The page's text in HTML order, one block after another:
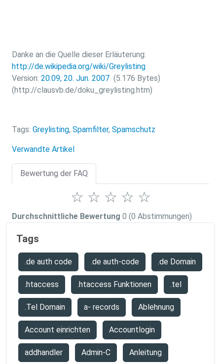
Danke an die Quelle dieser Erläuterung:
http://de.wikipedia.org/wiki/Greylisting
Version: 20:09, 20. Jun. 2007 (5.176 Bytes)
(http://clausvb.de/doku_greylisting.htm)
Tags: Greylisting, Spamfilter, Spamschutz
Verwandte Artikel
Bewertung der FAQ
☆
☆
☆
☆
☆
Durchschnittliche Bewertung 0 (0 Abstimmungen)
Tags
.de auth code .de auth-code .de Domain
.htaccess .htaccess Funktionen .tel
.Tel Domain a- records Ablehnung
Account einrichten Accountlogin
addhandler Admin-C Anleitung